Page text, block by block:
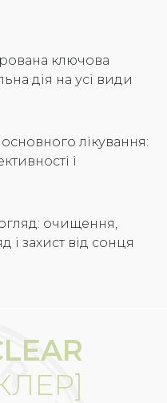
ключова
дія на усі види
лікування:
і
очищення,
і захист від сонця